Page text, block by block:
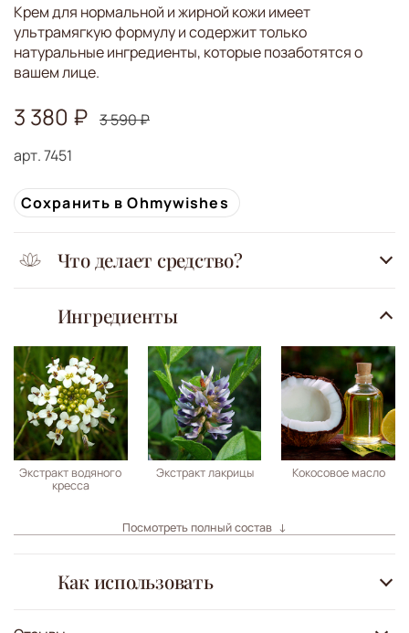
арт.7451
3 380 ₽ 3 590 ₽
Сохранить в Ohmywishes
Крем для нормальной и жирной кожи имеет
ультрамягкую формулу и содержит только
натуральные ингредиенты, которые позаботятся о
вашем лице.
Что делает средство?
Ингредиенты
Экстракт водяного
кресса
Экстракт лакрицы Кокосовое масло
Посмотреть полный состав
Как использовать